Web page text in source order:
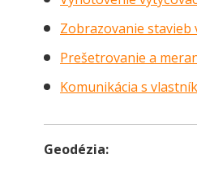
Zobrazovanie stavieb
Prešetrovanie a
Komunikácia s
Geodézia: